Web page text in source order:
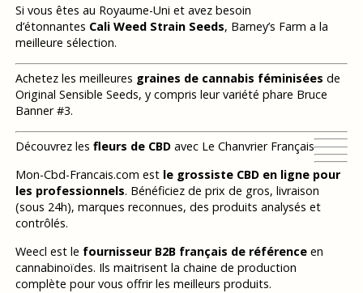
Si vous êtes au Royaume-Uni et avez besoin
d’étonnantes Cali Weed Strain Seeds, Barney’s Farm a la
meilleure sélection.
Achetez les meilleures graines de cannabis féminisées de
Original Sensible Seeds, y compris leur variété phare Bruce
Banner #3.
Découvrez les fleurs de CBDavec Le Chanvrier Français
Mon-Cbd-Francais.com est le grossiste CBD en ligne pour
les professionnels. Bénéficiez de prix de gros, livraison
(sous 24h), marques reconnues, des produits analysés et
contrôlés.
Weecl est le fournisseur B2B français de référenceen
cannabinoïdes. Ils maitrisent la chaine de production
complète pour vous offrir les meilleurs produits.